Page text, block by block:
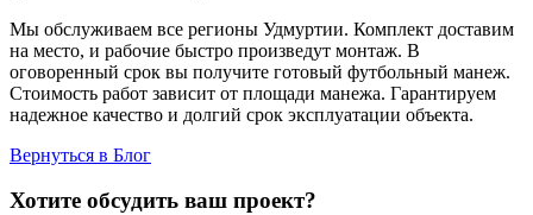
Мы обслуживаем все регионы Удмуртии. Комплект доставим
на место, и рабочие быстро произведут монтаж. В
оговоренный срок вы получите готовый футбольный манеж.
Стоимость работ зависит от площади манежа. Гарантируем
надежное качество и долгий срок эксплуатации объекта.
Вернуться в Блог
Хотите обсудить ваш проект?